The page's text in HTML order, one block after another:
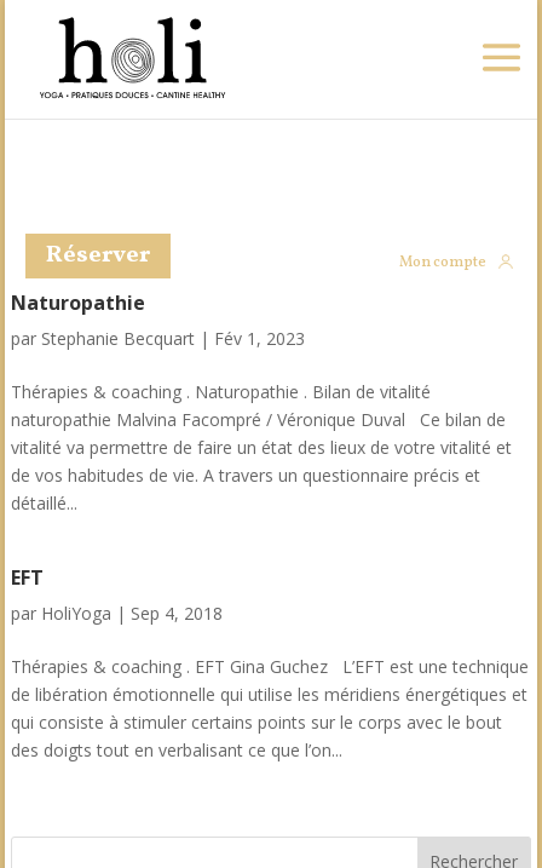
Réserver Mon compte
Naturopathie
par Stephanie Becquart| Fév 1, 2023
Thérapies & coaching . Naturopathie . Bilan de vitalité
naturopathie Malvina Facompré / Véronique Duval Ce bilan de
vitalité va permettre de faire un état des lieux de votre vitalité et
de vos habitudes de vie. A travers un questionnaire précis et
détaillé...
EFT
par HoliYoga | Sep 4, 2018
Thérapies & coaching . EFT Gina Guchez L’EFT est une technique
de libération émotionnelle qui utilise les méridiens énergétiques et
qui consiste à stimuler certains points sur le corps avec le bout
des doigts tout en verbalisant ce que l’on...